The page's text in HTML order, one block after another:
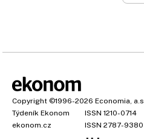
Copyright ©1996-2026 Economia, a.s.
Týdeník Ekonom
ISSN 1210-0714
ekonom.cz
ISSN 2787-9380